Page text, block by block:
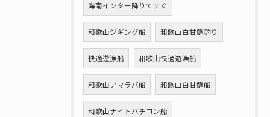
海南インター降りてすぐ
和歌山ジギング船 和歌山白甘鯛釣り
快適遊漁船 和歌山快適遊漁船
和歌山アマラバ船 和歌山白甘鯛船
和歌山ナイトバチコン船